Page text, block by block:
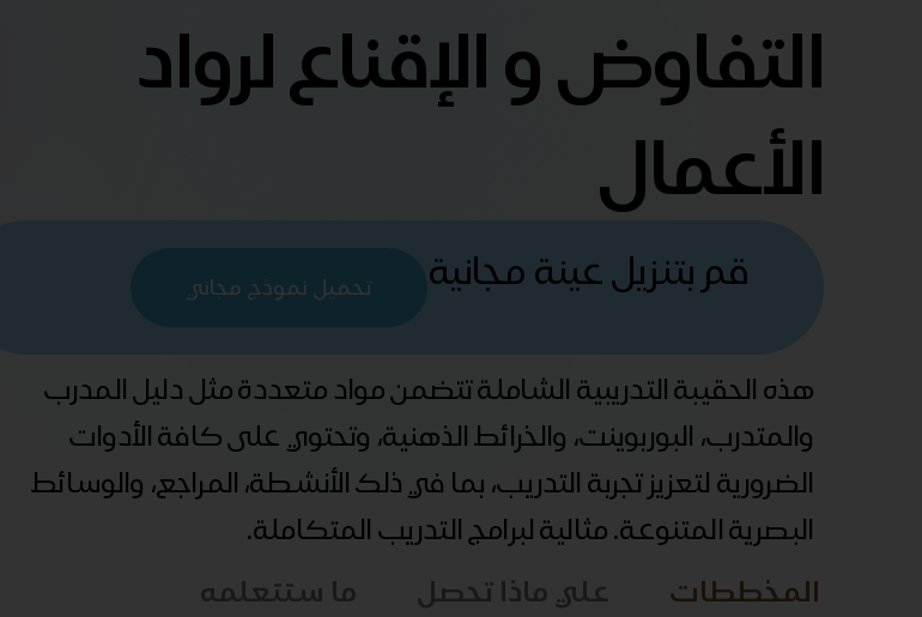
التفاوض و الإقناع لرواد
الأعمال
قم بتنزيل عينة مجانية تحميل نموذج مجاني
هذه الحقيبة التدريبية الشاملة تتضمن مواد متعددة مثل دليل المدرب
والمتدرب، البوربوينت، والخرائط الذهنية، وتحتوي على كافة الأدوات
الضرورية لتعزيز تجربة التدريب، بما في ذلك الأنشطة، المراجع، والوسائط
البصرية المتنوعة. مثالية لبرامج التدريب المتكاملة.
المخططات علي ماذا تحصل ما ستتعلمه